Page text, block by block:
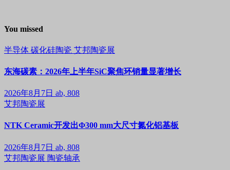
You missed
半导体 碳化硅陶瓷 艾邦陶瓷展
东海碳素：2026年上半年SiC聚焦环销量显著增长
2026年8月7日 ab, 808
艾邦陶瓷展
NTK Ceramic开发出Φ300 mm大尺寸氮化铝基板
2026年8月7日 ab, 808
艾邦陶瓷展 陶瓷轴承